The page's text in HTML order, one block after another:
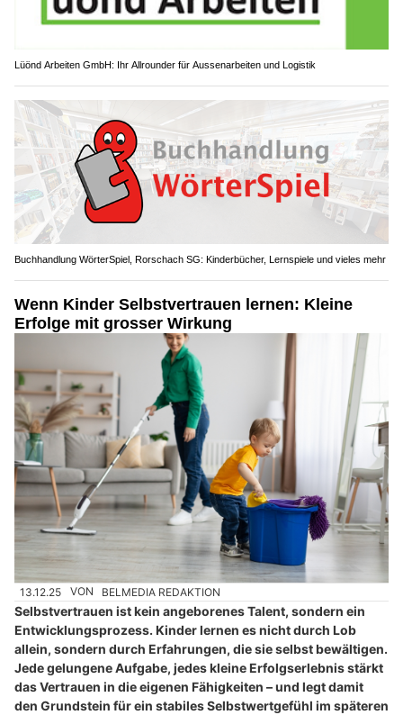
Lüönd Arbeiten GmbH: Ihr Allrounder für Aussenarbeiten und Logistik
Buchhandlung WörterSpiel, Rorschach SG: Kinderbücher, Lernspiele und vieles mehr
Wenn Kinder Selbstvertrauen lernen: Kleine
Erfolge mit grosser Wirkung
13.12.25 VON BELMEDIA REDAKTION
Selbstvertrauen ist kein angeborenes Talent, sondern ein
Entwicklungsprozess. Kinder lernen es nicht durch Lob
allein, sondern durch Erfahrungen, die sie selbst bewältigen.
Jede gelungene Aufgabe, jedes kleine Erfolgserlebnis stärkt
das Vertrauen in die eigenen Fähigkeiten – und legt damit
den Grundstein für ein stabiles Selbstwertgefühl im späteren